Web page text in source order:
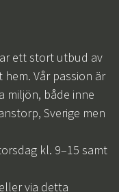
ett stort utbud av
Vår passion är
miljön, både inne
Sverige men
kl. 9–15 samt
via detta